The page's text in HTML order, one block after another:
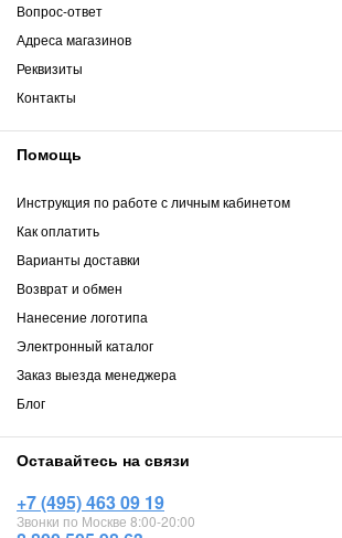
Вопрос-ответ
Адреса магазинов
Реквизиты
Контакты
Помощь
Инструкция по работе с личным кабинетом
Как оплатить
Варианты доставки
Возврат и обмен
Нанесение логотипа
Электронный каталог
Заказ выезда менеджера
Блог
Оставайтесь на связи
+7 (495) 463 09 19
Звонки по Москве 8:00-20:00